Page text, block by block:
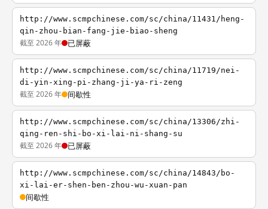
http://www.scmpchinese.com/sc/china/11431/heng-
qin-zhou-bian-fang-jie-biao-sheng
截至 2026 年 已屏蔽
http://www.scmpchinese.com/sc/china/11719/nei-
di-yin-xing-pi-zhang-ji-ya-ri-zeng
截至 2026 年 间歇性
http://www.scmpchinese.com/sc/china/13306/zhi-
qing-ren-shi-bo-xi-lai-ni-shang-su
截至 2026 年 已屏蔽
http://www.scmpchinese.com/sc/china/14843/bo-
xi-lai-er-shen-ben-zhou-wu-xuan-pan
间歇性